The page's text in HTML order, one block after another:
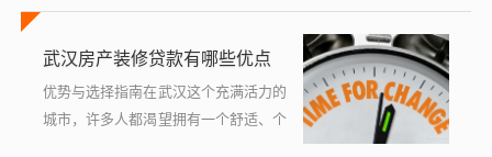
武汉房产装修贷款有哪些优点
优势与选择指南在武汉这个充满活力的
城市，许多人都渴望拥有一个舒适、个